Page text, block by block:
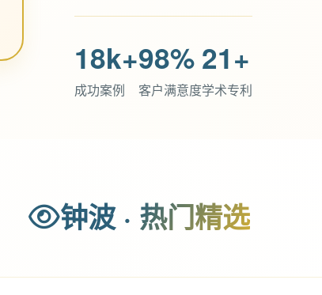
18k+
成功案例
98%
客户满意度
21+
学术专利
钟波 · 热门精选